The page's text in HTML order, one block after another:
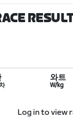
와트
W/kg
Log in to view